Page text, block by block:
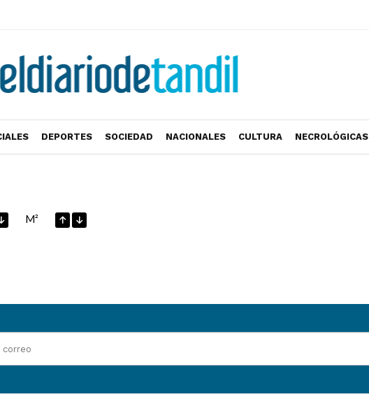
DEPORTES SOCIEDAD NACIONALES CULTURA NECROLÓGICAS
M²